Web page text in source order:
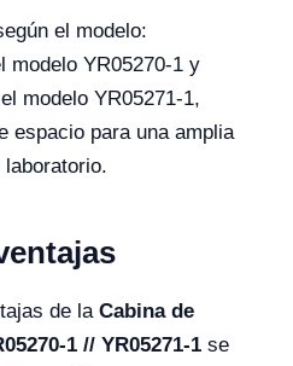
el modelo:
modelo YR05270-1 y
modelo YR05271-1,
espacio para una amplia
de la Cabina de
1 // YR05271-1 se